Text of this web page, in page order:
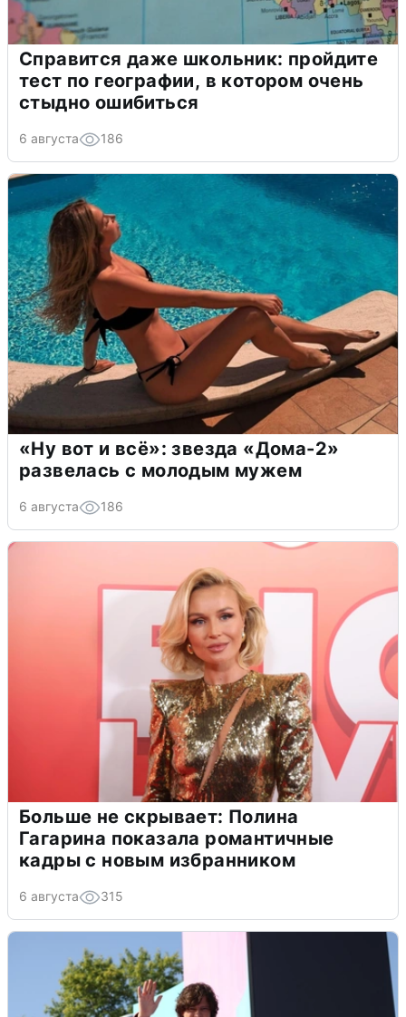
Справится даже школьник: пройдите
тест по географии, в котором очень
стыдно ошибиться
6 августа 186
«Ну вот и всё»: звезда «Дома-2»
развелась с молодым мужем
6 августа 186
Больше не скрывает: Полина
Гагарина показала романтичные
кадры с новым избранником
6 августа 315